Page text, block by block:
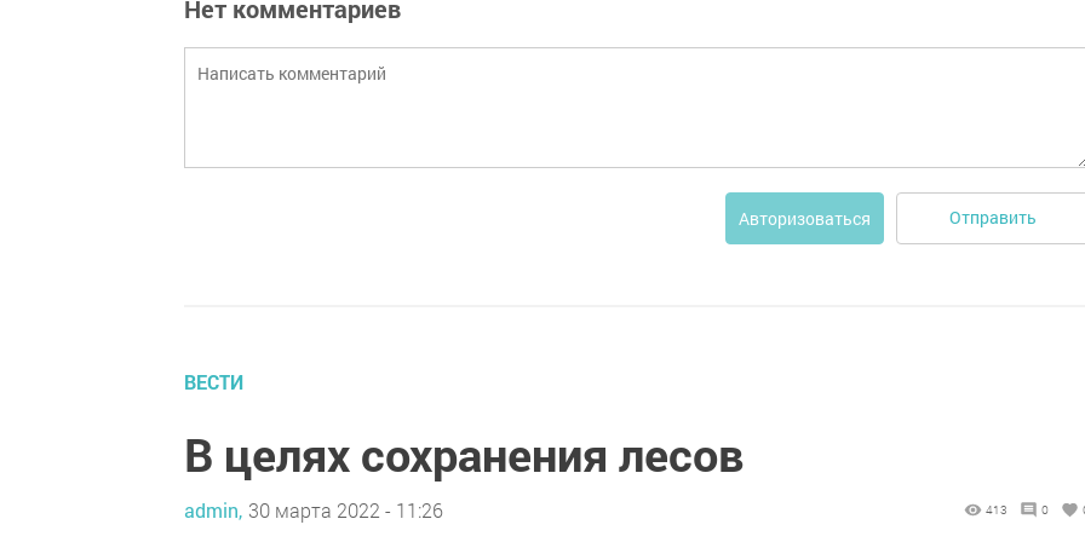
Нет комментариев
Авторизоваться Отправить
ВЕСТИ
В целях сохранения лесов
admin, 30 марта 2022 - 11:26 413 0